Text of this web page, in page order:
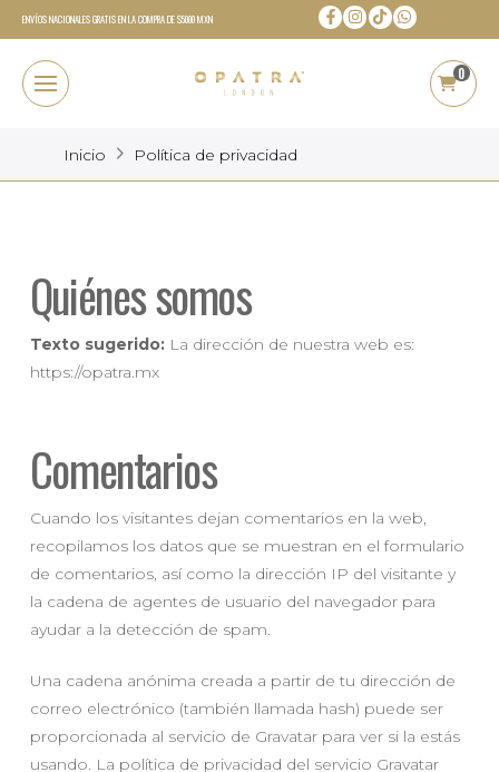
ENVÍOS NACIONALES GRATIS EN LA COMPRA DE $5000 MXN
0
Inicio Política de privacidad
Quiénes somos
Texto sugerido: La dirección de nuestra web es:
https://opatra.mx
Comentarios
Cuando los visitantes dejan comentarios en la web,
recopilamos los datos que se muestran en el formulario
de comentarios, así como la dirección IP del visitante y
la cadena de agentes de usuario del navegador para
ayudar a la detección de spam.
Una cadena anónima creada a partir de tu dirección de
correo electrónico (también llamada hash) puede ser
proporcionada al servicio de Gravatar para ver si la estás
usando. La política de privacidad del servicio Gravatar